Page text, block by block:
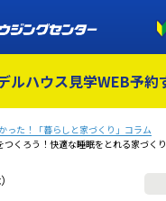
ルハウス見学WEB予約
った！「暮らしと家づくり」コラム
くろう！快適な睡眠をとれる家づく